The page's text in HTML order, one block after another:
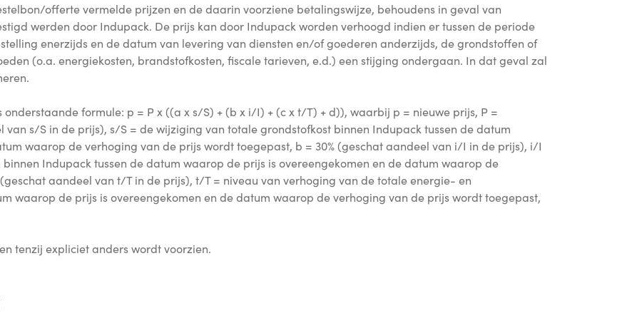
offerte vermelde prijzen en de daarin voorziene betalingswijze, behoudens in geval van
werden door Indupack. De prijs kan door Indupack worden verhoogd indien er tussen de periode
enerzijds en de datum van levering van diensten en/of goederen anderzijds, de grondstoffen of
(o.a. energiekosten, brandstofkosten, fiscale tarieven, e.d.) een stijging ondergaan. In dat geval zal
formule: p = P x ((a x s/S) + (b x i/I) + (c x t/T) + d)), waarbij p = nieuwe prijs, P =
van s/S in de prijs), s/S = de wijziging van totale grondstofkost binnen Indupack tussen de datum
waarop de verhoging van de prijs wordt toegepast, b = 30% (geschat aandeel van i/I in de prijs), i/I
Indupack tussen de datum waarop de prijs is overeengekomen en de datum waarop de
aandeel van t/T in de prijs), t/T = niveau van verhoging van de totale energie- en
waarop de prijs is overeengekomen en de datum waarop de verhoging van de prijs wordt toegepast,
tenzij expliciet anders wordt voorzien.